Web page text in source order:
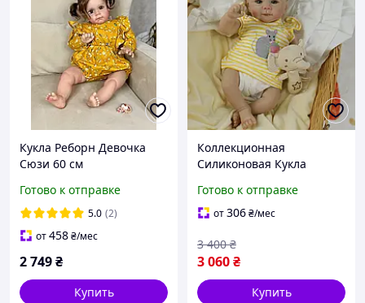
Кукла Реборн Девочка
Сюзи 60 см
Готово к отправке
5.0 (2)
от458₴/мес
2 749₴
Купить
Коллекционная
Силиконовая Кукла
Новорождённый Пупс
Девочка Джульетта
Готово к отправке
от306₴/мес
3 060₴
3 400 ₴
Купить